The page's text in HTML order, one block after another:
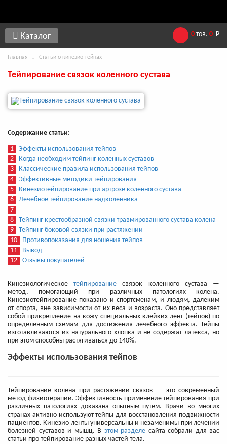
Каталог 0 тов. 0 Р
Главная Статьи о кинезио тейпах
Тейпирование связок коленного сустава
Содержание статьи:
1
Эффекты использования тейпов
2
Когда необходим тейпинг коленных суставов
3
Классические правила использования тейпов
4
Эффективные методики тейпирования
5
Кинезиотейпирование при артрозе коленного сустава
6
Лечебное тейпирование надколенника
7
8
Тейпинг крестообразной связки травмированного сустава колена
9
Тейпинг боковой связки при растяжении
10
Противопоказания для ношения тейпов
11
Вывод
12
Отзывы покупателей
Кинезиологическоетейпирование связок коленного сустава —
метод, помогающий при различных патологиях колена.
Кинезиотейпирование показано и спортсменам, и людям, далеким
от спорта, вне зависимости от их веса и возраста. Оно представляет
собой прикрепление на кожу специальных клейких лент (тейпов) по
определенным схемам для достижения лечебного эффекта. Тейпы
изготавливаются из натурального хлопка и не содержат латекса, но
при этом способны растягиваться до 140%.
Эффекты использования тейпов
Тейпирование колена при растяжении связок — это современный
метод физиотерапии. Эффективность применение тейпирования при
различных патологиях доказана опытным путем. Врачи во многих
странах активно используют тейпы для восстановления подвижности
пациентов. Кинезио ленты универсальны и незаменимы при лечении
болезней суставов и мышц. В этом разделе сайта собрали для вас
статьи про тейпирование разных частей тела.